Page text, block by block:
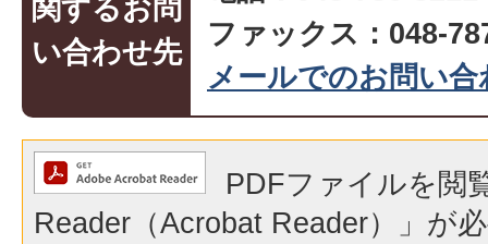
関するお問
い合わせ先
ファックス：048-
メールでのお問い
PDFファイルを閲
Reader（Acrobat Reader）」が